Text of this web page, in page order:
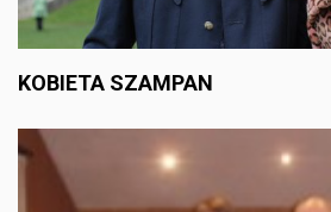
KOBIETA SZAMPAN